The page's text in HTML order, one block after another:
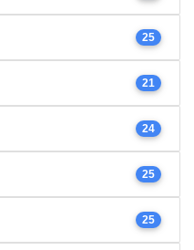
25
21
24
25
25